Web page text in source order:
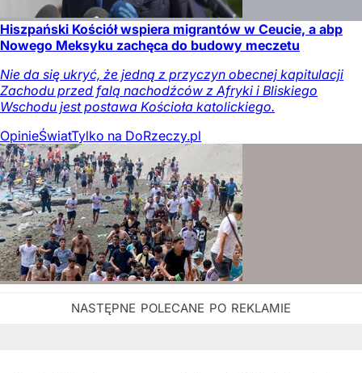
Hiszpański Kościół wspiera migrantów w Ceucie, a abp
Nowego Meksyku zachęca do budowy meczetu
Nie da się ukryć, że jedną z przyczyn obecnej kapitulacji
Zachodu przed falą nachodźców z Afryki i Bliskiego
Wschodu jest postawa Kościoła katolickiego.
OpinieŚwiatTylko na DoRzeczy.pl